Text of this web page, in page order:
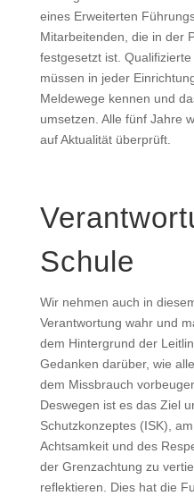
eines Erweiterten
Mitarbeitenden, die in der
festgesetzt ist.
müssen in jeder
Meldewege kennen und
umsetzen. Alle fünf Jahre
auf Aktualität überprüft.
Schule
Wir nehmen auch in
Verantwortung wahr und
dem Hintergrund der
Gedanken darüber, wie
dem Missbrauch
Deswegen ist es das Ziel
Schutzkonzeptes (ISK),
Achtsamkeit und des
der Grenzachtung zu
reflektieren. Dies hat die